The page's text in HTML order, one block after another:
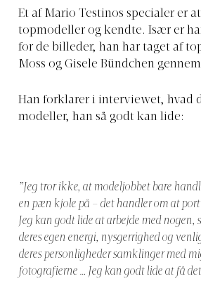
Et af Mario Testinos specialer er
topmodeller og kendte. Især er
for de billeder, han har taget af
Moss og Gisele Bündchen
Han forklarer i interviewet, hvad
modeller, han så godt kan lide:
”Jeg tror ikke, at modeljobbet bare
en pæn kjole på – det handler om at
Jeg kan godt lide at arbejde med nogen,
deres egen energi, nysgerrighed og
deres personligheder samklinger med
fotografierne … Jeg kan godt lide at få